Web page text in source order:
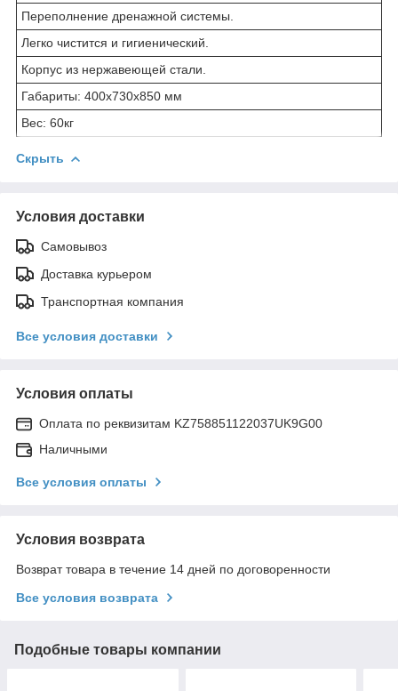
Переполнение дренажной системы.
Легко чистится и гигиенический.
Корпус из нержавеющей стали.
Габариты: 400x730x850 мм
Вес: 60кг
Скрыть
Условия доставки
Самовывоз
Доставка курьером
Транспортная компания
Все условия доставки
Условия оплаты
Оплата по реквизитам KZ758851122037UK9G00
Наличными
Все условия оплаты
Условия возврата
Возврат товара в течение 14 дней по договоренности
Все условия возврата
Подобные товары компании